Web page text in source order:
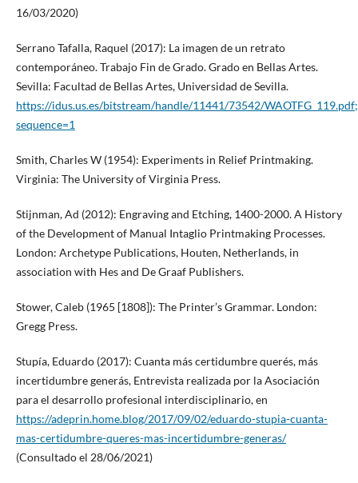
16/03/2020)
Serrano Tafalla, Raquel (2017): La imagen de un retrato
contemporáneo. Trabajo Fin de Grado. Grado en Bellas Artes.
Sevilla: Facultad de Bellas Artes, Universidad de Sevilla.
https://idus.us.es/bitstream/handle/11441/73542/
sequence=1
Smith, Charles W (1954): Experiments in Relief Printmaking.
Virginia: The University of Virginia Press.
Stijnman, Ad (2012): Engraving and Etching, 1400-2000. A History
of the Development of Manual Intaglio Printmaking Processes.
London: Archetype Publications, Houten, Netherlands, in
association with Hes and De Graaf Publishers.
Stower, Caleb (1965 [1808]): The Printer’s Grammar. London:
Gregg Press.
Stupía, Eduardo (2017): Cuanta más certidumbre querés, más
incertidumbre generás, Entrevista realizada por la Asociación
para el desarrollo profesional interdisciplinario, en
https://adeprin.home.blog/2017/09/02/eduardo-stupia-cuanta-
mas-certidumbre-queres-mas-incertidumbre-generas/
(Consultado el 28/06/2021)